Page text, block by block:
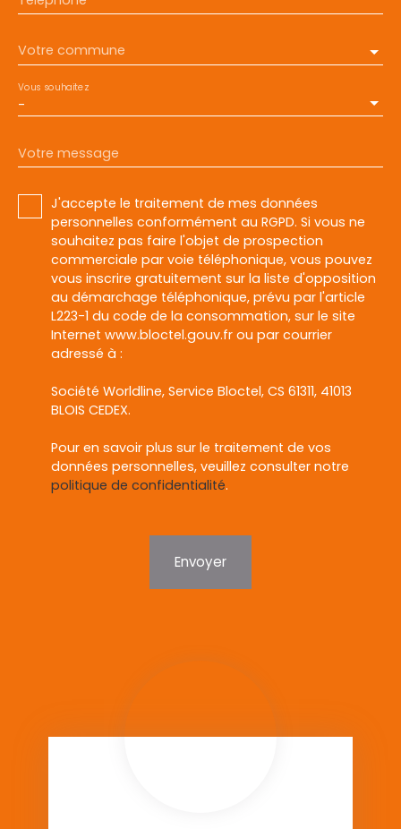
Votre commune
-
Vous souhaitez
Votre message
J'accepte le traitement de mes données
personnelles conformément au RGPD. Si vous ne
souhaitez pas faire l'objet de prospection
commerciale par voie téléphonique, vous pouvez
vous inscrire gratuitement sur la liste d'opposition
au démarchage téléphonique, prévu par l'article
L223-1 du code de la consommation, sur le site
Internet www.bloctel.gouv.fr ou par courrier
adressé à :
Société Worldline, Service Bloctel, CS 61311, 41013
BLOIS CEDEX.
Pour en savoir plus sur le traitement de vos
données personnelles, veuillez consulter notre
politique de confidentialité.
Envoyer